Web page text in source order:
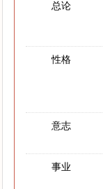
总论
性格
意志
事业